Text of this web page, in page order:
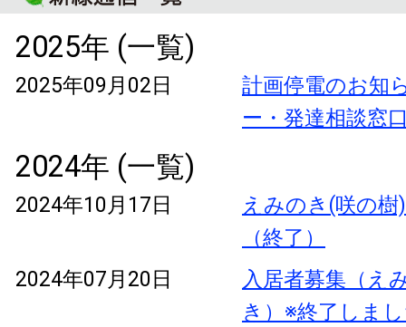
2025年 (一覧)
2025年09月02日
計画停電のお知
ー・発達相談窓
2024年 (一覧)
2024年10月17日
えみのき(咲の
（終了）
2024年07月20日
入居者募集（え
き）※終了しま